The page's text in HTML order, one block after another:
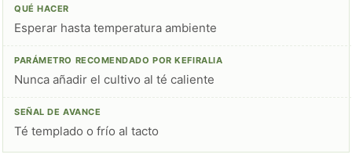
Esperar hasta temperatura ambiente
Nunca añadir el cultivo al té caliente
Té templado o frío al tacto